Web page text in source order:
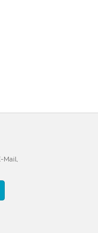
Mail,